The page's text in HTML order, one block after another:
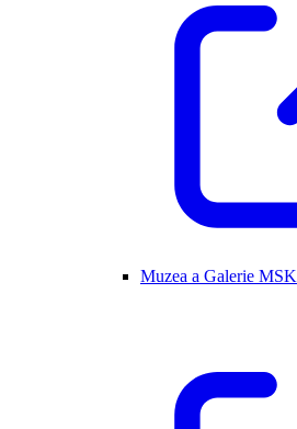
Muzea a Galerie MSK